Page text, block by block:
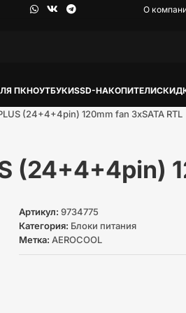
О
ПКНОУТБУКИSSD-НАКОПИТЕЛИ
(24+4+4pin) 120mm fan 3xSATA RTL
(24+4+4pin)
Артикул: 9734775
Категория: Блоки питания
Метка: AEROCOOL